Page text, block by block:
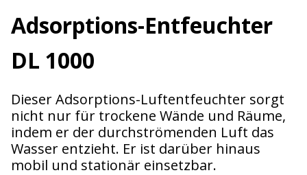
Adsorptions-Entfeuchter
DL 1000
Dieser Adsorptions-Luftentfeuchter sorgt
nicht nur für trockene Wände und Räume,
indem er der durchströmenden Luft das
Wasser entzieht. Er ist darüber hinaus
mobil und stationär einsetzbar.